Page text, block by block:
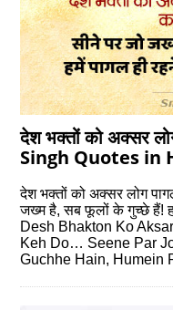
देश भक्तों को अक्सर
Singh Quotes in
देश भक्तों को अक्सर लोग
जख्म है, सब फूलों के गुच्छे हैं!
Desh Bhakton Ko
Keh Do… Seene Par
Guchhe Hain, Humein